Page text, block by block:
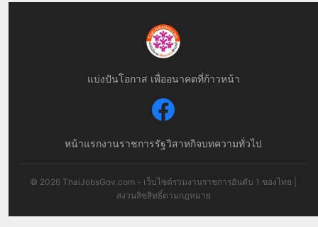
แบ่งปันโอกาส เพื่ออนาคตที่ก้าวหน้า
หน้าแรกงานราชการรัฐวิสาหกิจบทความทั่วไป
© 2026 ThaiJobsGov.com - เว็บไซต์รวมงานราชการอันดับ 1 ของไทย |
สงวนลิขสิทธิ์ตามกฎหมาย